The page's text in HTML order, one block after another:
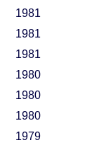
1981
1981
1981
1980
1980
1980
1979